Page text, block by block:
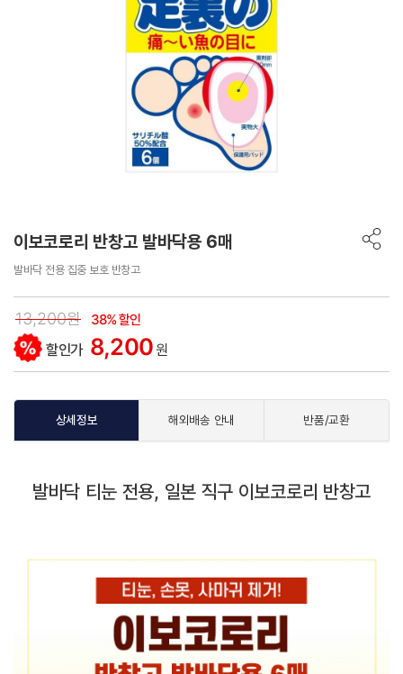
이보코로리 반창고 발바닥용 6매
발바닥 전용 집중 보호 반창고
13,200원 38% 할인
할인가 8,200원
상세정보 해외배송 안내 반품/교환
발바닥 티눈 전용, 일본 직구 이보코로리 반창고